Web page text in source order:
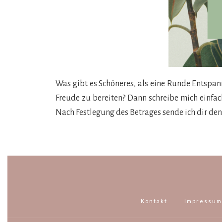
Was gibt es Schöneres, als eine Runde
Freude zu bereiten? Dann schreibe mich
Nach Festlegung des Betrages sende ich dir
Kontakt Impressum